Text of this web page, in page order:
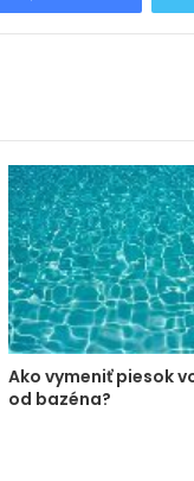
Ako vymeniť piesok
od bazéna?